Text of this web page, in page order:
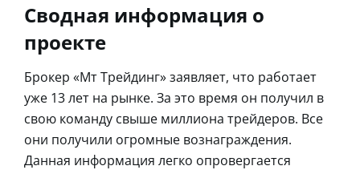
Сводная информация о
проекте
Брокер «Мт Трейдинг» заявляет, что работает
уже 13 лет на рынке. За это время он получил в
свою команду свыше миллиона трейдеров. Все
они получили огромные вознаграждения.
Данная информация легко опровергается